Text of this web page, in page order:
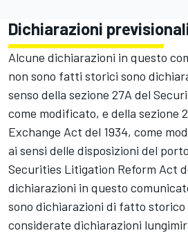
Dichiarazioni
Alcune dichiarazioni in questo
non sono fatti storici sono
senso della sezione 27A del
come modificato, e della sezione
Exchange Act del 1934, come
ai sensi delle disposizioni del
Securities Litigation Reform Act
dichiarazioni in questo
sono dichiarazioni di fatto storico
considerate dichiarazioni